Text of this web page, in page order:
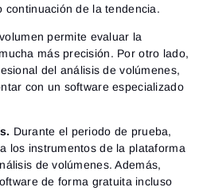
continuación de la tendencia.
permite evaluar la
más precisión. Por otro lado,
del análisis de volúmenes,
con un software especializado
Durante el periodo de prueba,
los instrumentos de la plataforma
de volúmenes. Además,
de forma gratuita incluso